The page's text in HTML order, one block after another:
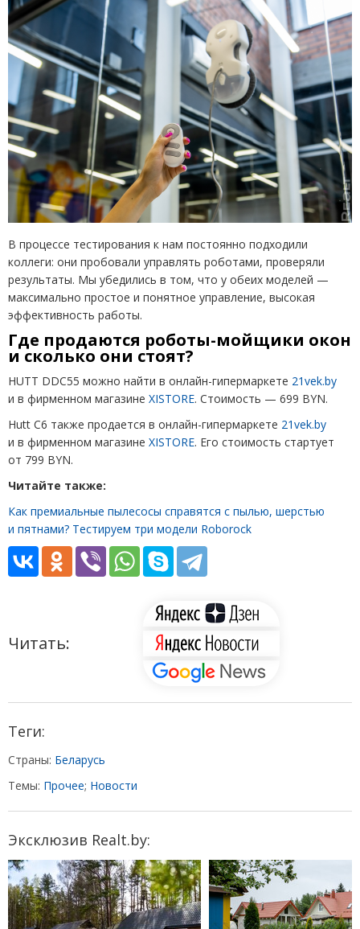
В процессе тестирования к нам постоянно подходили
коллеги: они пробовали управлять роботами, проверяли
результаты. Мы убедились в том, что у обеих моделей —
максимально простое и понятное управление, высокая
эффективность работы.
Где продаются роботы-мойщики окон
и сколько они стоят?
HUTT DDC55 можно найти в онлайн-гипермаркете 21vek.by
и в фирменном магазине XISTORE. Стоимость — 699 BYN.
Hutt C6 также продается в онлайн-гипермаркете 21vek.by
и в фирменном магазине XISTORE. Его стоимость стартует
от 799 BYN.
Читайте также:
Как премиальные пылесосы справятся с пылью, шерстью
и пятнами? Тестируем три модели Roborock
Читать:
Теги:
Страны: Беларусь
Темы: Прочее; Новости
Эксклюзив Realt.by: